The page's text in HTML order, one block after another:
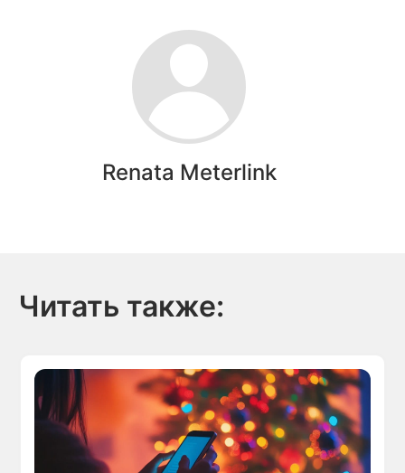
Renata Meterlink
Читать также: